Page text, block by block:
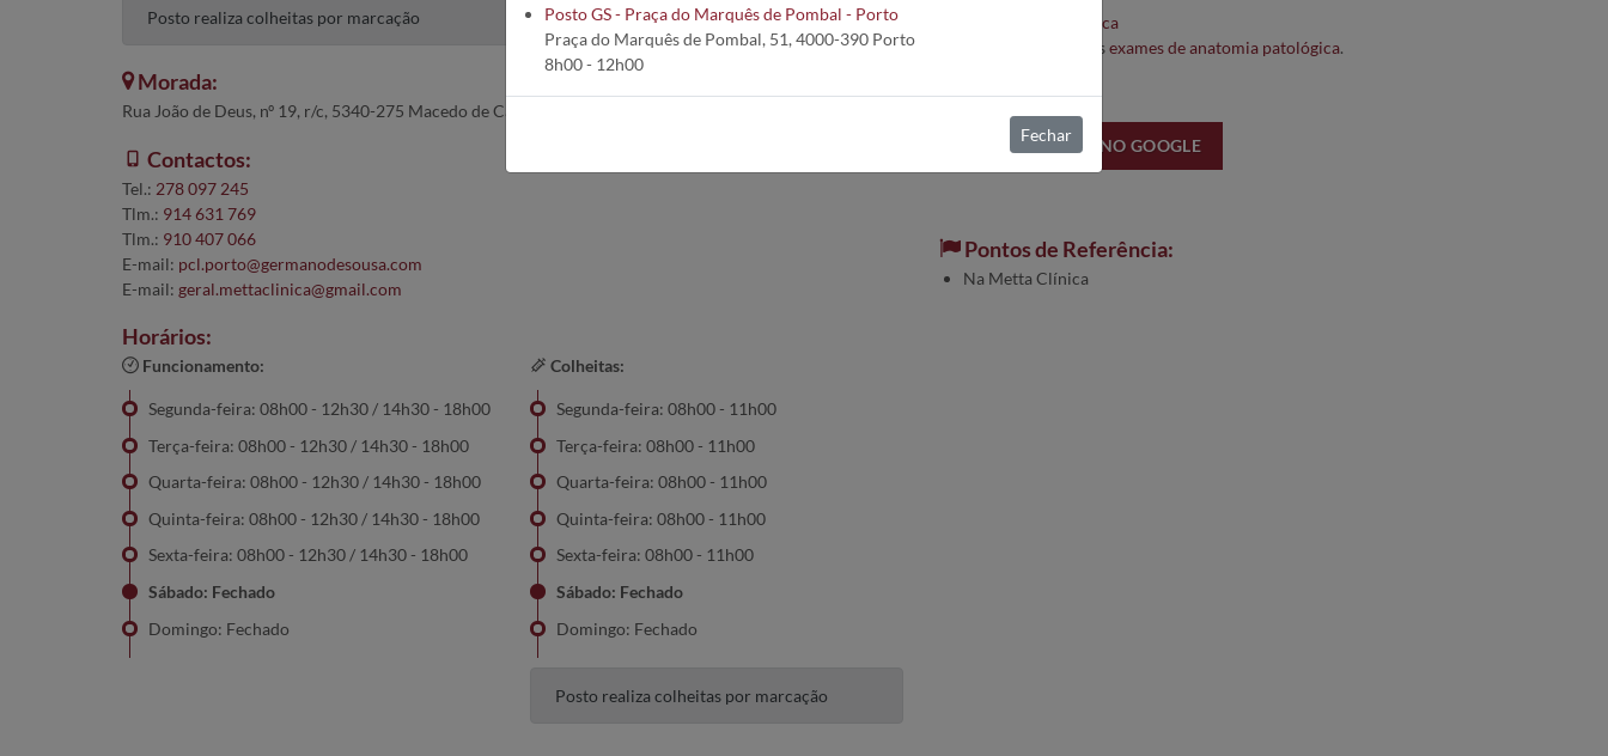
Posto realiza colheitas por marcação
Morada:
Rua João de Deus, nº 19, r/c, 5340-275 Macedo de Cavaleiros
Contactos:
Tel.: 278 097 245
Tlm.: 914 631 769
Tlm.: 910 407 066
E-mail: pcl.porto@germanodesousa.com
E-mail: geral.mettaclinica@gmail.com
Horários:
Funcionamento:
Segunda-feira: 08h00 - 12h30 / 14h30 - 18h00
Terça-feira: 08h00 - 12h30 / 14h30 - 18h00
Quarta-feira: 08h00 - 12h30 / 14h30 - 18h00
Quinta-feira: 08h00 - 12h30 / 14h30 - 18h00
Sexta-feira: 08h00 - 12h30 / 14h30 - 18h00
Sábado: Fechado
Domingo: Fechado
Colheitas:
Segunda-feira: 08h00 - 11h00
Terça-feira: 08h00 - 11h00
Quarta-feira: 08h00 - 11h00
Quinta-feira: 08h00 - 11h00
Sexta-feira: 08h00 - 11h00
Sábado: Fechado
Domingo: Fechado
Posto realiza colheitas por marcação
Anatomia Patológica
Posto recebe todosexames de anatomia patológica.
A sua opinião:
AVALIE-NOS NO GOOGLE
Pontos de Referência:
Na Metta Clínica
Posto GS - Praça do Marquês de Pombal - Porto
Praça do Marquês de Pombal, 51, 4000-390 Porto
8h00 - 12h00
Fechar